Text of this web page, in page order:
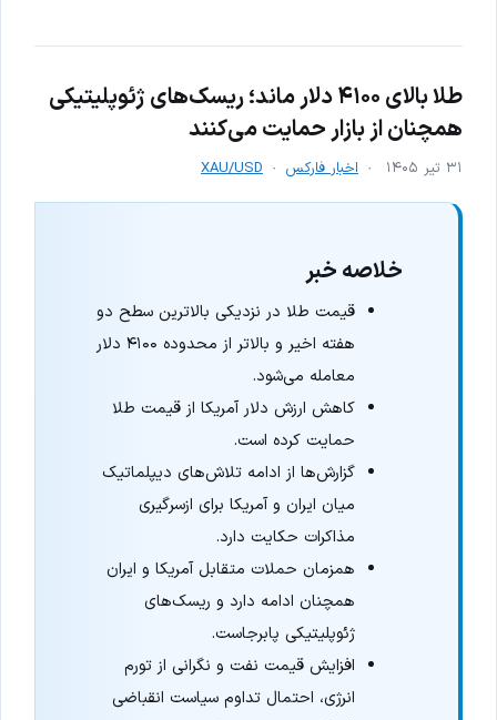
طلا بالای ۴۱۰۰ دلار ماند؛ ریسک‌های ژئوپلیتیکی
همچنان از بازار حمایت می‌کنند
۳۱ تیر ۱۴۰۵ اخبار فارکس XAU/USD
خلاصه خبر
قیمت طلا در نزدیکی بالاترین سطح دو
هفته اخیر و بالاتر از محدوده ۴۱۰۰ دلار
معامله می‌شود.
کاهش ارزش دلار آمریکا از قیمت طلا
حمایت کرده است.
گزارش‌ها از ادامه تلاش‌های دیپلماتیک
میان ایران و آمریکا برای ازسرگیری
مذاکرات حکایت دارد.
همزمان حملات متقابل آمریکا و ایران
همچنان ادامه دارد و ریسک‌های
ژئوپلیتیکی پابرجاست.
افزایش قیمت نفت و نگرانی از تورم
انرژی، احتمال تداوم سیاست انقباضی